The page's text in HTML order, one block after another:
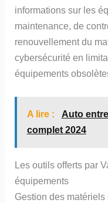
informations sur les
maintenance, de
renouvellement du
cybersécurité en
équipements
A lire :
Auto
complet 2024
Les outils offerts par
équipements
Gestion des